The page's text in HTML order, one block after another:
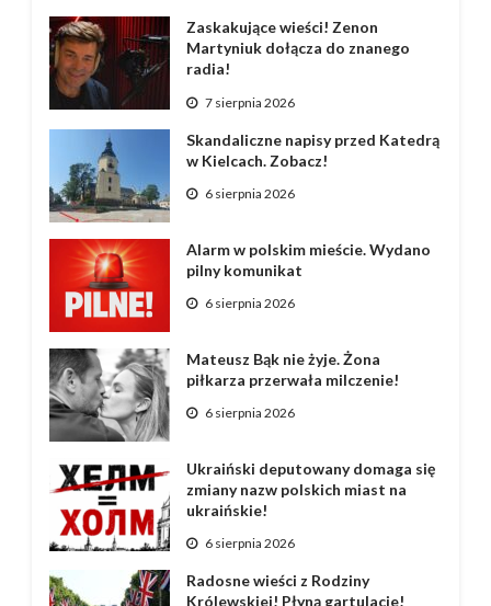
Zaskakujące wieści! Zenon
Martyniuk dołącza do znanego
radia!
7 sierpnia 2026
Skandaliczne napisy przed Katedrą
w Kielcach. Zobacz!
6 sierpnia 2026
Alarm w polskim mieście. Wydano
pilny komunikat
6 sierpnia 2026
Mateusz Bąk nie żyje. Żona
piłkarza przerwała milczenie!
6 sierpnia 2026
Ukraiński deputowany domaga się
zmiany nazw polskich miast na
ukraińskie!
6 sierpnia 2026
Radosne wieści z Rodziny
Królewskiej! Płyną gartulacje!